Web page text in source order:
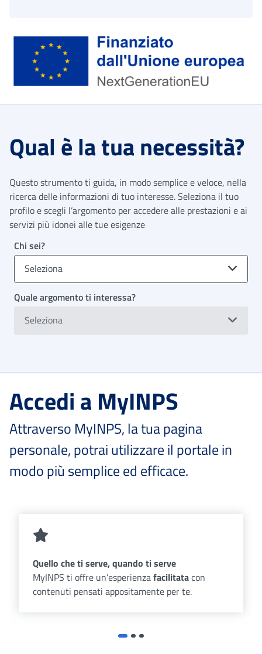
Qual è la tua necessità?
Questo strumento ti guida, in modo semplice e veloce, nella
ricerca delle informazioni di tuo interesse. Seleziona il tuo
profilo e scegli l’argomento per accedere alle prestazioni e ai
servizi più idonei alle tue esigenze
Chi sei?
Seleziona
Quale argomento ti interessa?
Seleziona
Accedi a MyINPS
Attraverso MyINPS, la tua pagina
personale, potrai utilizzare il portale in
modo più semplice ed efficace.
Quello che ti serve, quando ti serve
MyINPS ti offre un’esperienzafacilitatacon
contenuti pensati appositamente per te.